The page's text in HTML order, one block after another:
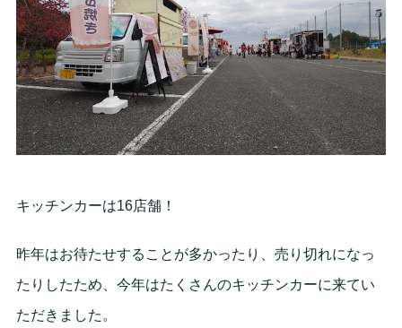
キッチンカーは16店舗！
昨年はお待たせすることが多かったり、売り切れになっ
たりしたため、今年はたくさんのキッチンカーに来てい
ただきました。